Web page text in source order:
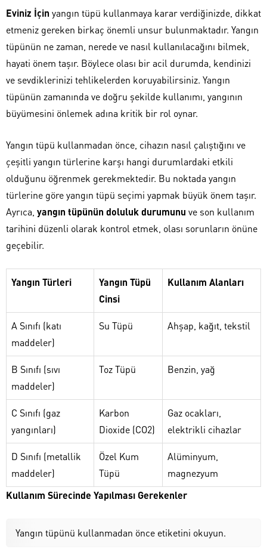
Eviniz İçin yangın tüpü kullanmaya karar verdiğinizde, dikkat
etmeniz gereken birkaç önemli unsur bulunmaktadır. Yangın
tüpünün ne zaman, nerede ve nasıl kullanılacağını bilmek,
hayati önem taşır. Böylece olası bir acil durumda, kendinizi
ve sevdiklerinizi tehlikelerden koruyabilirsiniz. Yangın
tüpünün zamanında ve doğru şekilde kullanımı, yangının
büyümesini önlemek adına kritik bir rol oynar.
Yangın tüpü kullanmadan önce, cihazın nasıl çalıştığını ve
çeşitli yangın türlerine karşı hangi durumlardaki etkili
olduğunu öğrenmek gerekmektedir. Bu noktada yangın
türlerine göre yangın tüpü seçimi yapmak büyük önem taşır.
Ayrıca, yangın tüpünün doluluk durumunu ve son kullanım
tarihini düzenli olarak kontrol etmek, olası sorunların önüne
geçebilir.
Yangın Türleri
Yangın Tüpü
Cinsi
Kullanım Alanları
A Sınıfı (katı
maddeler)
Su Tüpü Ahşap, kağıt, tekstil
B Sınıfı (sıvı
maddeler)
Toz Tüpü Benzin, yağ
C Sınıfı (gaz
yangınları)
Karbon
Dioxide (CO2)
Gaz ocakları,
elektrikli cihazlar
D Sınıfı (metallik
maddeler)
Özel Kum
Tüpü
Alüminyum,
magnezyum
Kullanım Sürecinde Yapılması Gerekenler
Yangın tüpünü kullanmadan önce etiketini okuyun.